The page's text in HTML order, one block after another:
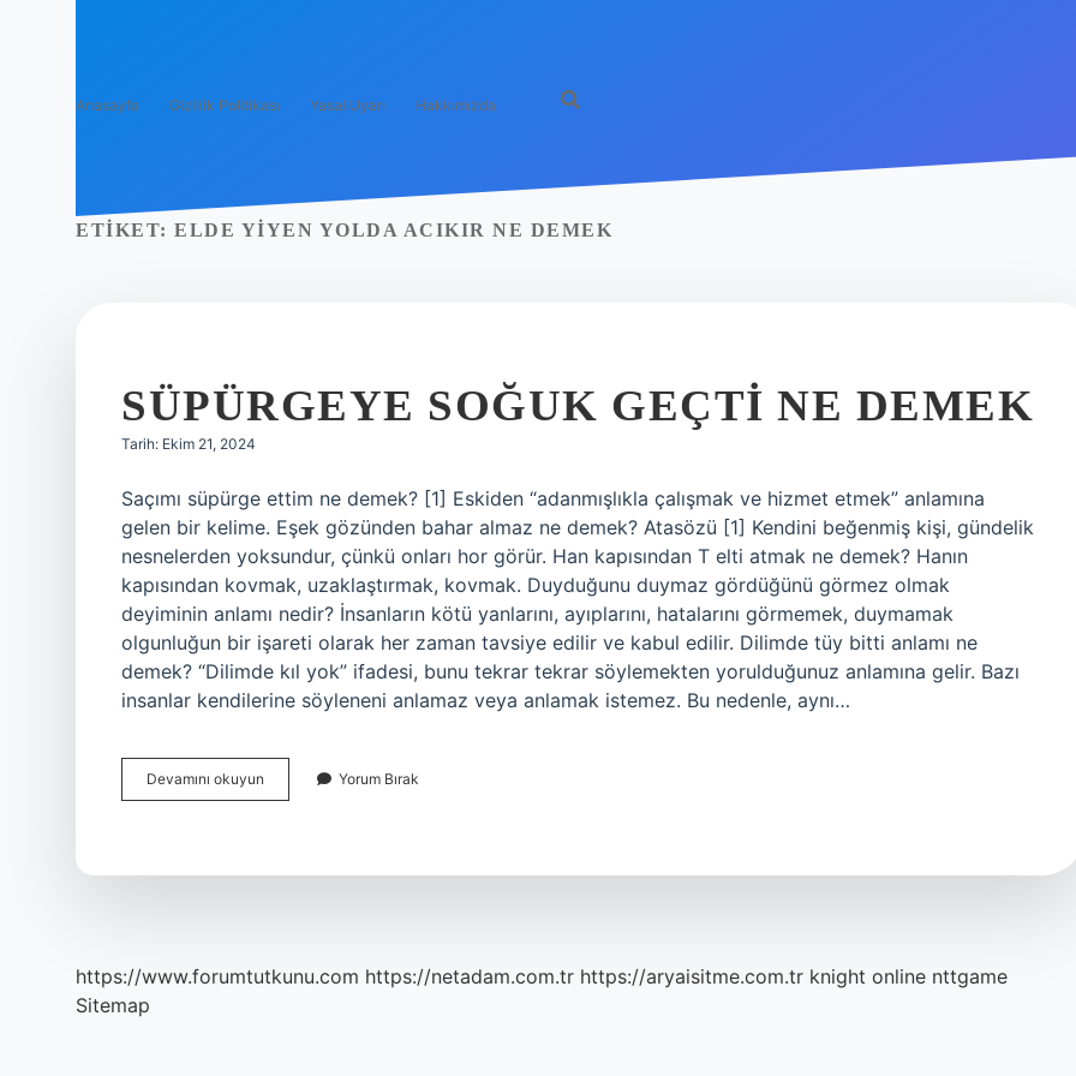
Anasayfa Gizlilik Politikası Yasal Uyarı Hakkımızda
ETIKET: ELDE YIYEN YOLDA ACIKIR NE DEMEK
SÜPÜRGEYE SOĞUK GEÇTI NE DEMEK
Tarih: Ekim 21, 2024
Saçımı süpürge ettim ne demek? [1] Eskiden “adanmışlıkla çalışmak ve hizmet etmek” anlamına
gelen bir kelime. Eşek gözünden bahar almaz ne demek? Atasözü [1] Kendini beğenmiş kişi, gündelik
nesnelerden yoksundur, çünkü onları hor görür. Han kapısından T elti atmak ne demek? Hanın
kapısından kovmak, uzaklaştırmak, kovmak. Duyduğunu duymaz gördüğünü görmez olmak
deyiminin anlamı nedir? İnsanların kötü yanlarını, ayıplarını, hatalarını görmemek, duymamak
olgunluğun bir işareti olarak her zaman tavsiye edilir ve kabul edilir. Dilimde tüy bitti anlamı ne
demek? “Dilimde kıl yok” ifadesi, bunu tekrar tekrar söylemekten yorulduğunuz anlamına gelir. Bazı
insanlar kendilerine söyleneni anlamaz veya anlamak istemez. Bu nedenle, aynı…
Devamını okuyun Süpürgeye
Soğuk
Yorum Bırak
https://www.forumtutkunu.com https://netadam.com.tr https://aryaisitme.com.tr knight online nttgame
Sitemap